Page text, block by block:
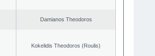
Damianos Theodoros
Kokelidis Theodoros (Roulis)